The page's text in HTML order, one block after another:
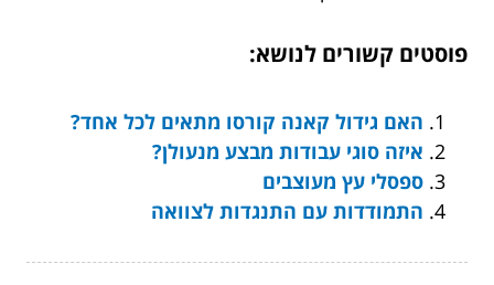
פוסטים קשורים לנושא:
האם גידול קאנה קורסו מתאים לכל אחד?
איזה סוגי עבודות מבצע מנעולן?
ספסלי עץ מעוצבים
התמודדות עם התנגדות לצוואה